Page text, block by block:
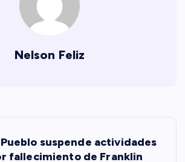
Nelson Feliz
suspende actividades
fallecimiento de Franklin